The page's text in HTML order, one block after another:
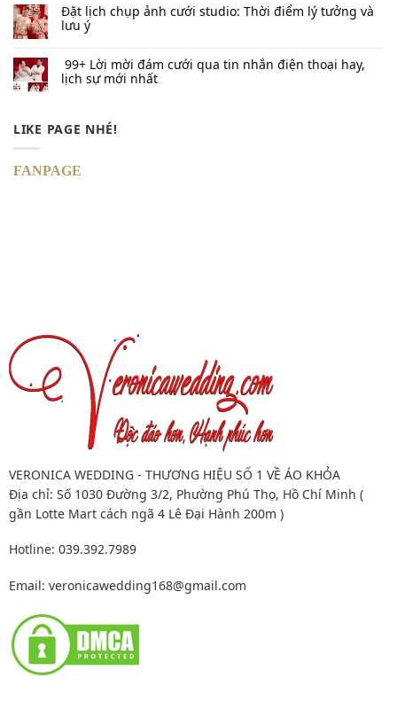
Đặt lịch chụp ảnh cưới studio: Thời điểm lý tưởng và
lưu ý
99+ Lời mời đám cưới qua tin nhắn​ điện thoại hay,
lịch sự mới nhất
LIKE PAGE NHÉ!
FANPAGE
VERONICA WEDDING - THƯƠNG HIỆU SỐ 1 VỀ ÁO KHỎA
Địa chỉ: Số 1030 Đường 3/2, Phường Phú Thọ, Hồ Chí Minh (
gần Lotte Mart cách ngã 4 Lê Đại Hành 200m )
Hotline: 039.392.7989
Email: veronicawedding168@gmail.com